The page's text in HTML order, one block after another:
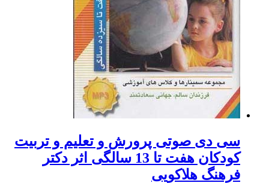
سی دی صوتی پرورش و تعلیم و تربیت
کودکان هفت تا 13 سالگی اثر دکتر
فرهنگ هلاکویی